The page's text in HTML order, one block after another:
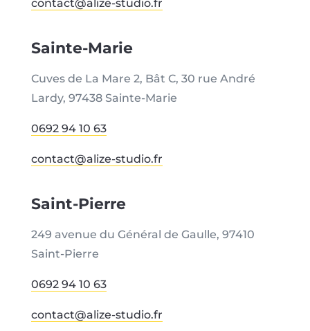
contact@alize-studio.fr
Sainte-Marie
Cuves de La Mare 2, Bât C, 30 rue André
Lardy, 97438 Sainte-Marie
0692 94 10 63
contact@alize-studio.fr
Saint-Pierre
249 avenue du Général de Gaulle, 97410
Saint-Pierre
0692 94 10 63
contact@alize-studio.fr